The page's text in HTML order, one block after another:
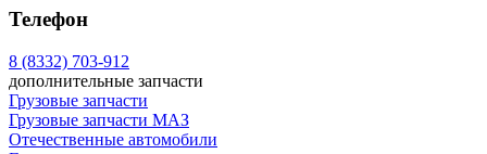
Телефон
8 (8332) 703-912
дополнительные запчасти
Грузовые запчасти
Грузовые запчасти МАЗ
Отечественные автомобили